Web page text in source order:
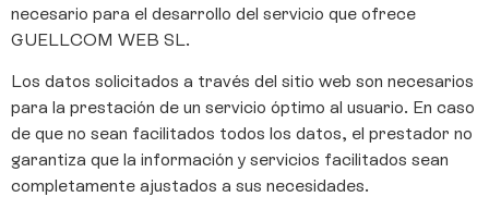
necesario para el desarrollo del servicio que ofrece
GUELLCOM WEB SL.
Los datos solicitados a través del sitio web son necesarios
para la prestación de un servicio óptimo al usuario. En caso
de que no sean facilitados todos los datos, el prestador no
garantiza que la información y servicios facilitados sean
completamente ajustados a sus necesidades.